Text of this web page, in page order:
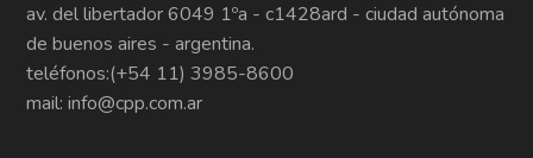
av. del libertador 6049 1ºa - c1428ard - ciudad autónoma
de buenos aires - argentina.
teléfonos:(+54 11) 3985-8600
mail: info@cpp.com.ar